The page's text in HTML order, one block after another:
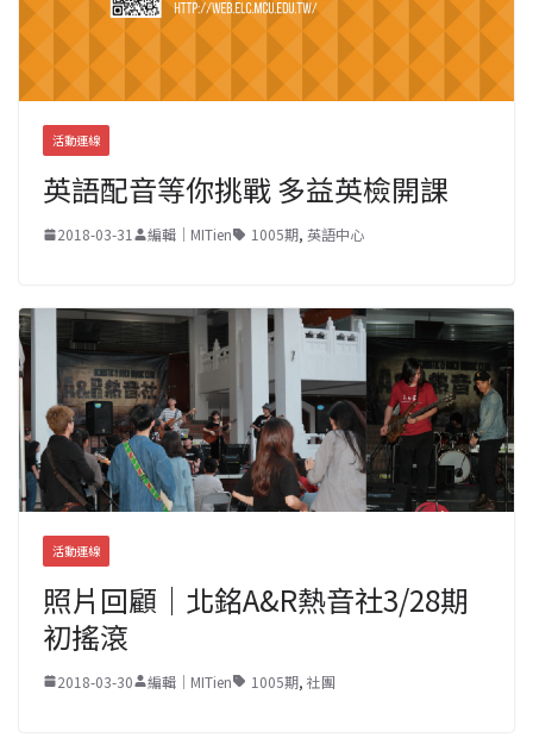
活動連線
英語配音等你挑戰 多益英檢開課
2018-03-31 編輯｜MITien 1005期, 英語中心
活動連線
照片回顧｜北銘A&R熱音社3/28期
初搖滾
2018-03-30 編輯｜MITien 1005期, 社團